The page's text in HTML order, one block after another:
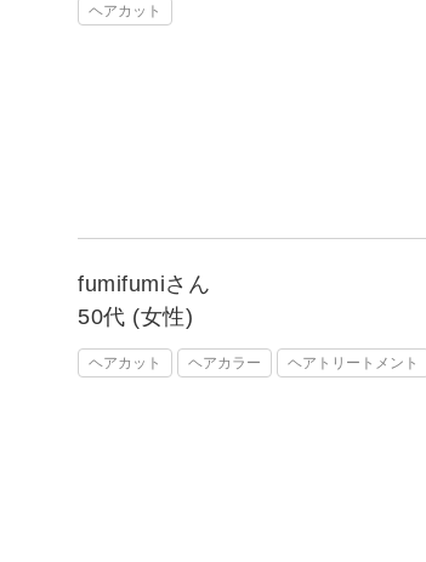
ヘアカット
fumifumiさん
50代 (女性)
ヘアカット ヘアカラー ヘアトリートメント